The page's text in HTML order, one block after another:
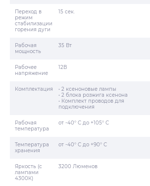
Переход в
режим
стабилизации
горения дуги
15 сек.
Рабочая
мощность
35 Вт
Рабочее
напряжение
12В
Комплектация
• 2 ксеноновые лампы
• 2 блока розжига ксенона
• Комплект проводов для
подключения
Рабочая
температура
от -40° С до +105° С
Температура
хранения
от -40° С до +90° С
Яркость (с
лампами
4300К)
3200 Люменов